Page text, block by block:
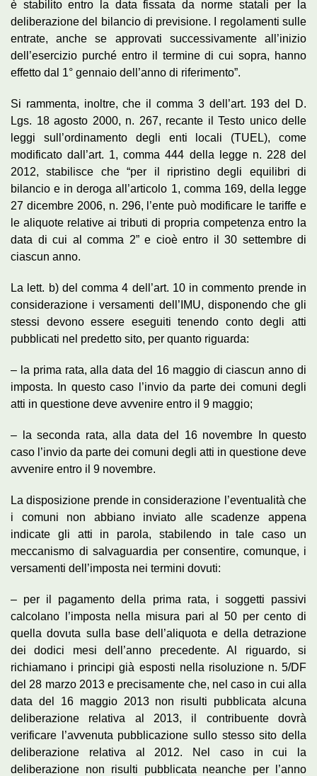
è stabilito entro la data fissata da norme statali per la
deliberazione del bilancio di previsione. I regolamenti sulle
entrate, anche se approvati successivamente all’inizio
dell’esercizio purché entro il termine di cui sopra, hanno
effetto dal 1° gennaio dell’anno di riferimento”.
Si rammenta, inoltre, che il comma 3 dell’art. 193 del D.
Lgs. 18 agosto 2000, n. 267, recante il Testo unico delle
leggi sull’ordinamento degli enti locali (TUEL), come
modificato dall’art. 1, comma 444 della legge n. 228 del
2012, stabilisce che “per il ripristino degli equilibri di
bilancio e in deroga all’articolo 1, comma 169, della legge
27 dicembre 2006, n. 296, l’ente può modificare le tariffe e
le aliquote relative ai tributi di propria competenza entro la
data di cui al comma 2” e cioè entro il 30 settembre di
ciascun anno.
La lett. b) del comma 4 dell’art. 10 in commento prende in
considerazione i versamenti dell’IMU, disponendo che gli
stessi devono essere eseguiti tenendo conto degli atti
pubblicati nel predetto sito, per quanto riguarda:
– la prima rata, alla data del 16 maggio di ciascun anno di
imposta. In questo caso l’invio da parte dei comuni degli
atti in questione deve avvenire entro il 9 maggio;
– la seconda rata, alla data del 16 novembre In questo
caso l’invio da parte dei comuni degli atti in questione deve
avvenire entro il 9 novembre.
La disposizione prende in considerazione l’eventualità che
i comuni non abbiano inviato alle scadenze appena
indicate gli atti in parola, stabilendo in tale caso un
meccanismo di salvaguardia per consentire, comunque, i
versamenti dell’imposta nei termini dovuti:
– per il pagamento della prima rata, i soggetti passivi
calcolano l’imposta nella misura pari al 50 per cento di
quella dovuta sulla base dell’aliquota e della detrazione
dei dodici mesi dell’anno precedente. Al riguardo, si
richiamano i principi già esposti nella risoluzione n. 5/DF
del 28 marzo 2013 e precisamente che, nel caso in cui alla
data del 16 maggio 2013 non risulti pubblicata alcuna
deliberazione relativa al 2013, il contribuente dovrà
verificare l’avvenuta pubblicazione sullo stesso sito della
deliberazione relativa al 2012. Nel caso in cui la
deliberazione non risulti pubblicata neanche per l’anno